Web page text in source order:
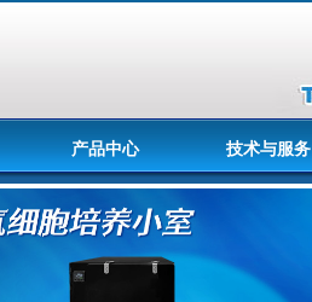
产品中心 技术与服务